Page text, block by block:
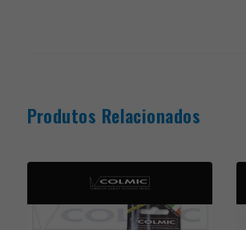
Produtos Relacionados